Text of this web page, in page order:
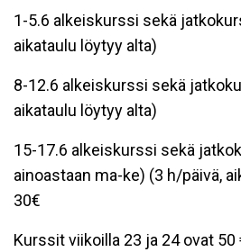
1-5.6 alkeiskurssi sekä
aikataulu löytyy alta)
8-12.6 alkeiskurssi sekä
aikataulu löytyy alta)
15-17.6 alkeiskurssi sekä
ainoastaan ma-ke) (3 h/päivä,
30€
Kurssit viikoilla 23 ja 24 ovat